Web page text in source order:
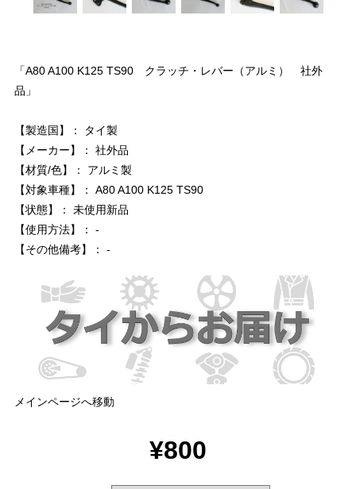
「A80 A100 K125 TS90 クラッチ・レバー（アルミ） 社外
品」
【製造国】： タイ製
【メーカー】： 社外品
【材質/色】： アルミ製
【対象車種】： A80 A100 K125 TS90
【状態】： 未使用新品
【使用方法】： -
【その他備考】： -
メインページへ移動
¥800